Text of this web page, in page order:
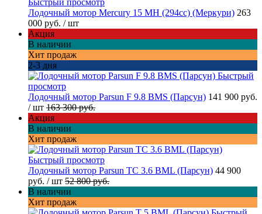
Лодочный мотор Mercury 15 MH (294cc) (Меркури) 263
000 руб. / шт
Акция
В наличии
Хит продаж
2-3 дня
Быстрый
просмотр
Лодочный мотор Parsun F 9.8 BMS (Парсун) 141 900 руб.
/ шт 163 300 руб.
Акция
В наличии
Хит продаж
Быстрый просмотр
Лодочный мотор Parsun TC 3.6 BML (Парсун) 44 900
руб. / шт 52 800 руб.
В наличии
Хит продаж